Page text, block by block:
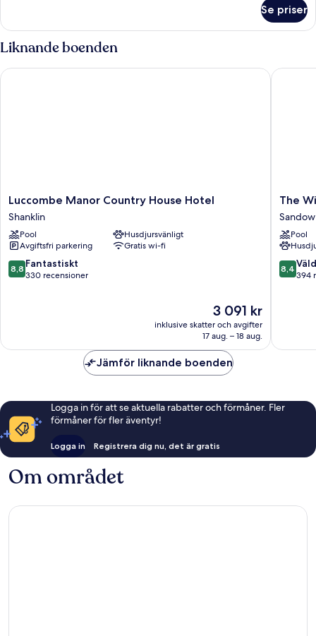
Superior
-
privat
badrum
Se priser
Liknande boenden
Luccombe
Manor
Country
House
Hotel
Shanklin
Luccombe Manor Country House Hotel
Shanklin
Pool
Husdjursvänligt
Avgiftsfri parkering
Gratis wi-fi
8.8
av
8,8 Fantastiskt
330 recensioner
Priset
3 091 kr
3 091 kr
inklusive skatter och avgifter
17 aug. – 18 aug.
Luccombe Manor Country House Hotel
The
Wight
The
Pool
8.4
av
8,4
394
The
Jämför liknande boenden
Logga in för att se aktuella rabatter och förmåner. Fler
förmåner för fler äventyr!
Logga in Registrera dig nu, det är gratis
Om området